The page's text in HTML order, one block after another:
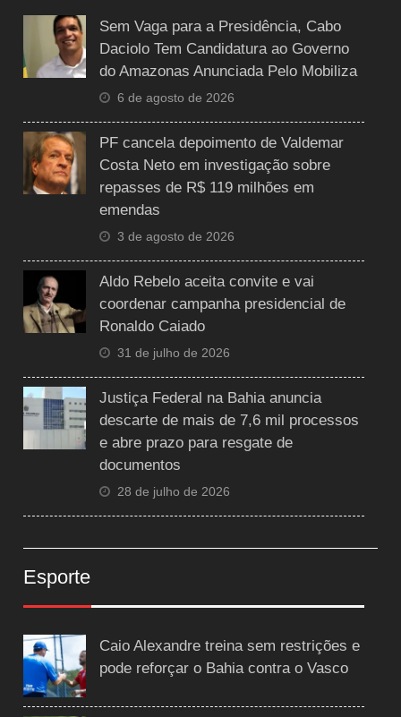
Sem Vaga para a Presidência, Cabo
Daciolo Tem Candidatura ao Governo
do Amazonas Anunciada Pelo Mobiliza
6 de agosto de 2026
PF cancela depoimento de Valdemar
Costa Neto em investigação sobre
repasses de R$ 119 milhões em
emendas
3 de agosto de 2026
Aldo Rebelo aceita convite e vai
coordenar campanha presidencial de
Ronaldo Caiado
31 de julho de 2026
Justiça Federal na Bahia anuncia
descarte de mais de 7,6 mil processos
e abre prazo para resgate de
documentos
28 de julho de 2026
Esporte
Caio Alexandre treina sem restrições e
pode reforçar o Bahia contra o Vasco